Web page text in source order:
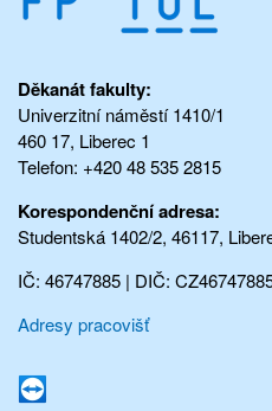
Děkanát fakulty:
Univerzitní náměstí 1410/1
460 17, Liberec 1
Telefon: +420 48 535 2815
Korespondenční adresa:
Studentská 1402/2, 46117,
IČ: 46747885 | DIČ:
Adresy pracovišť